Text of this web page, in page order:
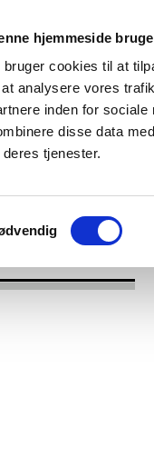
hjemmeside
bruger cookies til at
analysere vores
inden for
disse data
deres tjenester.
og